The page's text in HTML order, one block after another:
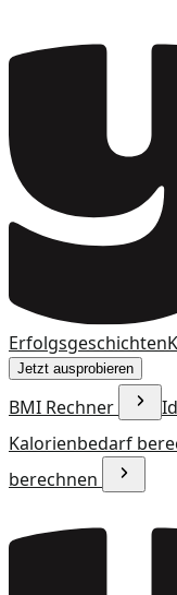
Erfolgsgeschichten
Jetzt ausprobieren
BMI Rechner
Kalorienbedarf
berechnen